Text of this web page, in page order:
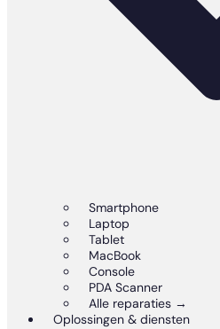
Smartphone
Laptop
Tablet
MacBook
Console
PDA Scanner
Alle reparaties →
Oplossingen & diensten